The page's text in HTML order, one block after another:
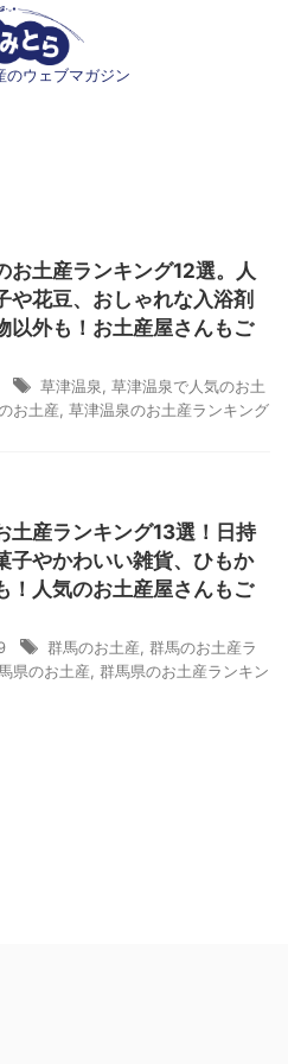
のウェブマガジン
お土産ランキング12選。人
や花豆、おしゃれな入浴剤
以外も！お土産屋さんもご
草津温泉
草津温泉で人気のお土
お土産 草津温泉のお土産ランキング
土産ランキング13選！日持
子やかわいい雑貨、ひもか
！人気のお土産屋さんもご
群馬のお土産 群馬のお土産ラ
県のお土産 群馬県のお土産ランキン